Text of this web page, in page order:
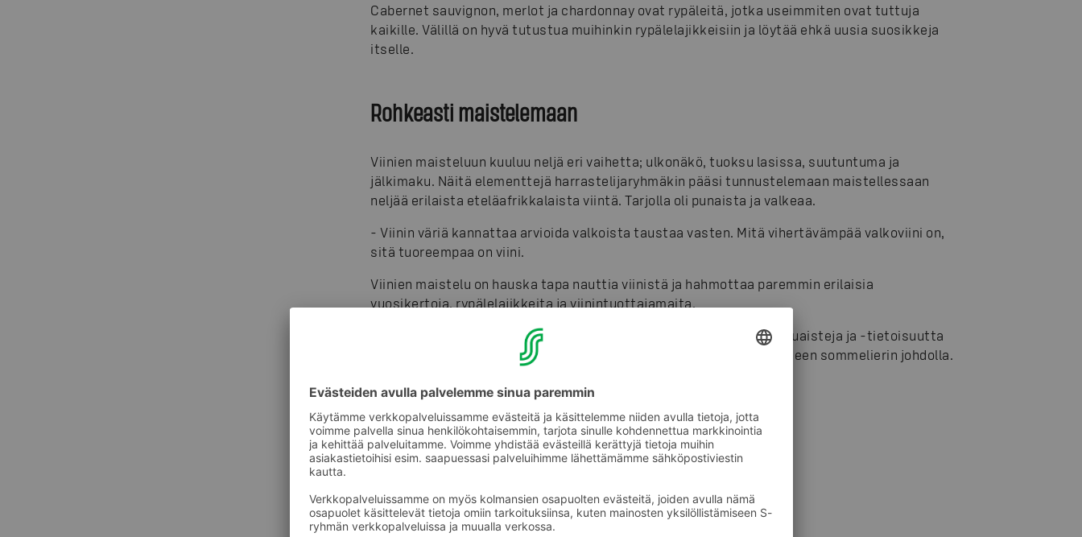
Cabernet sauvignon, merlot ja chardonnay ovat rypäleitä, jotka useimmiten ovat tuttuja
kaikille. Välillä on hyvä tutustua muihinkin rypälelajikkeisiin ja löytää ehkä uusia suosikkeja
itselle.
Rohkeasti maistelemaan
Viinien maisteluun kuuluu neljä eri vaihetta; ulkonäkö, tuoksu lasissa, suutuntuma ja
jälkimaku. Näitä elementtejä harrastelijaryhmäkin pääsi tunnustelemaan maistellessaan
neljää erilaista eteläafrikkalaista viintä. Tarjolla oli punaista ja valkeaa.
- Viinin väriä kannattaa arvioida valkoista taustaa vasten. Mitä vihertävämpää valkoviini on,
sitä tuoreempaa on viini.
Viinien maistelu on hauska tapa nauttia viinistä ja hahmottaa paremmin erilaisia
vuosikertoja, rypälelajikkeita ja viinintuottajamaita.
Tarjoamme erinomaisen mahdollisuuden kehittää seurueiden makuaisteja ja -tietoisuutta
viettämällä mielenkiintoinen ja antoisa tunti viinimaailmassa kokeneen sommelierin johdolla.
Kuvat:S-Ryhmä